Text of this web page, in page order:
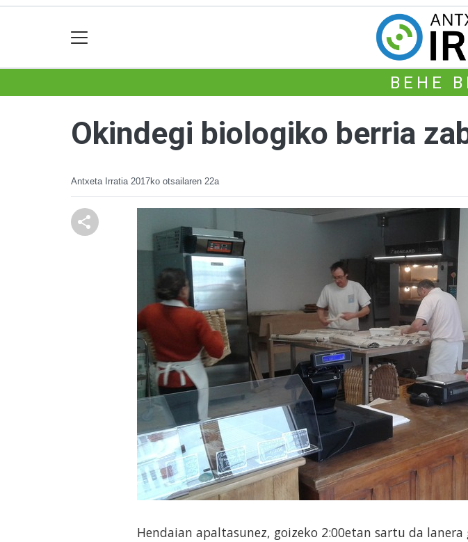
BEHE
Okindegi biologiko berria
Antxeta Irratia 2017ko otsailaren 22a
Hendaian apaltasunez, goizeko 2:00etan sartu da lanera